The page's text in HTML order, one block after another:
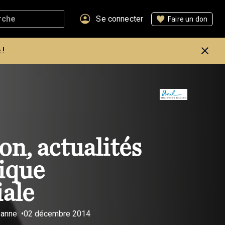
Se connecter Faire un don
!
actualités
02 décembre 2014